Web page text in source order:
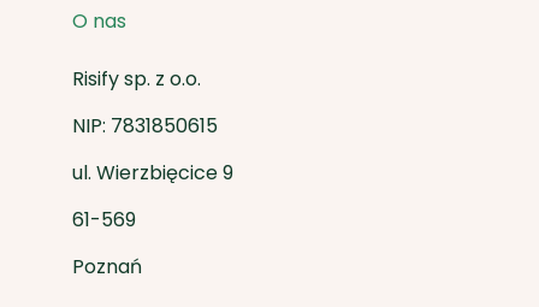
O nas
Risify sp. z o.o.
NIP: 7831850615
ul. Wierzbięcice 9
61-569
Poznań